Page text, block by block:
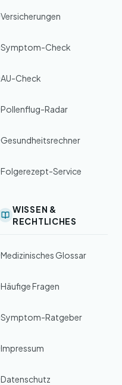
Versicherungen
Symptom-Check
AU-Check
Pollenflug-Radar
Gesundheitsrechner
Folgerezept-Service
WISSEN &
RECHTLICHES
Medizinisches Glossar
Häufige Fragen
Symptom-Ratgeber
Impressum
Datenschutz